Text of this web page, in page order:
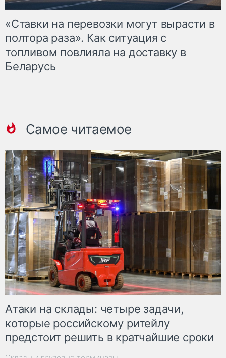
«Ставки на перевозки могут вырасти в
полтора раза». Как ситуация с
топливом повлияла на доставку в
Беларусь
Самое читаемое
Атаки на склады: четыре задачи,
которые российскому ритейлу
предстоит решить в кратчайшие сроки